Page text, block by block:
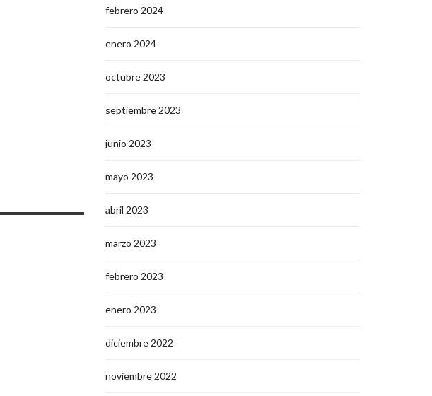
febrero 2024
enero 2024
octubre 2023
septiembre 2023
junio 2023
mayo 2023
abril 2023
marzo 2023
febrero 2023
enero 2023
diciembre 2022
noviembre 2022